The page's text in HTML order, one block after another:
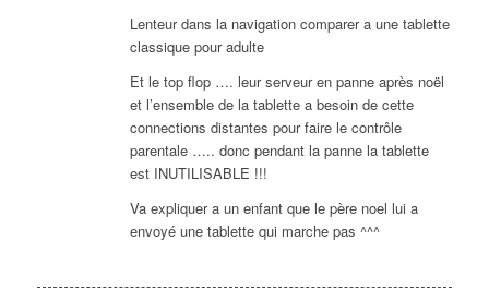
Lenteur dans la navigation comparer a une tablette
classique pour adulte
Et le top flop …. leur serveur en panne après noël
et l’ensemble de la tablette a besoin de cette
connections distantes pour faire le contrôle
parentale ….. donc pendant la panne la tablette
est INUTILISABLE !!!
Va expliquer a un enfant que le père noel lui a
envoyé une tablette qui marche pas ^^^